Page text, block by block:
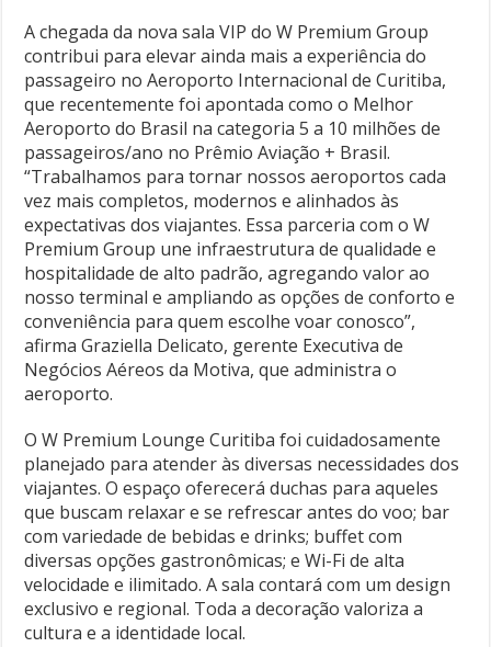
A chegada da nova sala VIP do W Premium Group
contribui para elevar ainda mais a experiência do
passageiro no Aeroporto Internacional de Curitiba,
que recentemente foi apontada como o Melhor
Aeroporto do Brasil na categoria 5 a 10 milhões de
passageiros/ano no Prêmio Aviação + Brasil.
“Trabalhamos para tornar nossos aeroportos cada
vez mais completos, modernos e alinhados às
expectativas dos viajantes. Essa parceria com o W
Premium Group une infraestrutura de qualidade e
hospitalidade de alto padrão, agregando valor ao
nosso terminal e ampliando as opções de conforto e
conveniência para quem escolhe voar conosco”,
afirma Graziella Delicato, gerente Executiva de
Negócios Aéreos da Motiva, que administra o
aeroporto.
O W Premium Lounge Curitiba foi cuidadosamente
planejado para atender às diversas necessidades dos
viajantes. O espaço oferecerá duchas para aqueles
que buscam relaxar e se refrescar antes do voo; bar
com variedade de bebidas e drinks; buffet com
diversas opções gastronômicas; e Wi-Fi de alta
velocidade e ilimitado. A sala contará com um design
exclusivo e regional. Toda a decoração valoriza a
cultura e a identidade local.